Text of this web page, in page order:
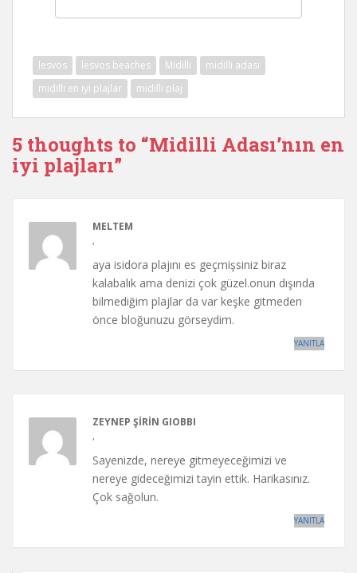
lesvos lesvos beaches Midilli
midilli adası
midilli en iyi plajlar
midilli plaj
5 thoughts to “Midilli Adası’nın en
iyi plajları”
MELTEM
,
aya isidora plajını es geçmişsiniz biraz
kalabalık ama denizi çok güzel.onun dışında
bilmediğim plajlar da var keşke gitmeden
önce bloğunuzu görseydim.
YANITLA
ZEYNEP ŞIRIN GIOBBI
,
Sayenizde, nereye gitmeyeceğimizi ve
nereye gideceğimizi tayin ettik. Harikasınız.
Çok sağolun.
YANITLA